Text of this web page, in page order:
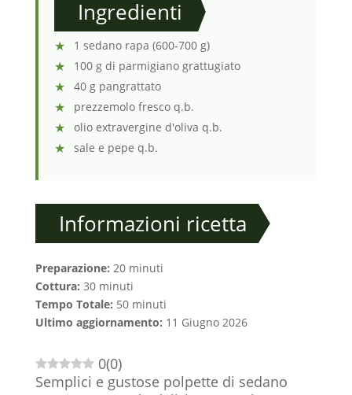
Ingredienti
1 sedano rapa (600-700 g)
100 g di parmigiano grattugiato
40 g pangrattato
prezzemolo fresco q.b.
olio extravergine d'oliva q.b.
sale e pepe q.b.
Informazioni ricetta
Preparazione: 20 minuti
Cottura: 30 minuti
Tempo Totale: 50 minuti
Ultimo aggiornamento: 11 Giugno 2026
0(0)
Semplici e gustose polpette di sedano